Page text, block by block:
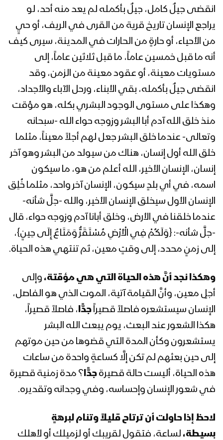
المحاضرة الرمضانية التاسعة للسيد
عبدالملك بدرالدين الحوثي 9 رمضان
1443هـ
المحاضرة الرمضانية الثامنة للسيد
عبدالملك بدرالدين الحوثي 8 رمضان
1443هـ
المحاضرة الرمضانية السابعة للسيد
عبدالملك بدرالدين الحوثي 7 رمضان
1443هـ
المحاضرة الرمضانية السادسة للسيد
عبدالملك بدرالدين الحوثي 6 رمضان
1443هـ
المحاضرة الرمضانية الخامسة للسيد
عبدالملك بدرالدين الحوثي 5 رمضان
1443هـ
الملك بدر الدين الحوثي 4 رمضان 1443هـ
المحاضرة الرمضانية الثالثة للسيد عبد الملك
بدر الدين الحوثي 3 رمضان 1443هـ
المحاضرة الرمضانية الثانية للسيد عبد الملك
بدر الدين الحوثي 1443هـ الموافق 03-
الملك بدر الدين الحوثي 1443هـ
انقضى جيلٌ كامل، جيلٌ بأكمله لم يعد منه أحد، لو
يراجع الإنسان تاريخ قرية من القرى في الريف، أو حيٍ
من الأحياء، أو حارةٍ من الحارات في المدينة، سيرى كيف
أنه ما قبل خمسين عاماً، ما قبل ثلاثين عاماً، إلى
مستويات معينة، أو عقود معينة من الزمن، وقد
انقضى جيلٌ بأكمله، بقي الأبناء، ورحل الآباء والأجداد،
وهكذا على مستوى الوجود البشري بكله، هو مؤقت
منذ خلق الله آدم أبا البشر وزوجه حواء الله -سبحانه
وتعالى- عندما خلق البشر جعل لهم أجلاً معيناً، مثلما
خلق الله أول إنسان، هناك من سيولد من البشر وهو آخر
إنسان، الإنسان الأخير، الله أعلم من هو، ما سيكون
اسمه، في أي بلدٍ سيكون، الإنسان آخر واحد، مثلما خُلِق
الإنسان الأول سيخلق الإنسان الأخير، والله -جلَّ شأنه-
عندما خلقنا في الأرض، وخلق أبانا آدم وزوجه حواء، قال
-جلَّ شأنه-: {وَلَكُمْ فِي الْأَرْضِ مُسْتَقَرٌّ وَمَتَاعٌ إِلَى حِينٍ}،
إلى زمنٍ محدد، إلى وقتٍ معين، ثم تنتهي هذه الحياة.
وهكذا نجد أنَّ هذه الحياة التي هي مؤقتة، وإلى
أجلٍ معين، وأنَّ القيامة آتية، الموت الذي هو الفاصل،
الإنسان سيستشعره فاصلاً قصيراً جدًّا، فاصلاً قصيراً،
هكذا الشعور عند البعث، يوم يبعث الله البشر
يستشعرون وكأن المدة التي قضوها من حين موتهم
إلى حين بعثهم لم تكن إلَّا كساعةٍ واحدة من ساعات
هذه الحياة، أليست حالة قصيرة جدًّا؟ مدة زمنية قصيرة
في شعور الإنسان وإحساسه، وفي وجدانه وتقديره.
لاحظ إذا حاولت أن ترتاح قليلاً وتنام لبرهةٍ
بسيطة، لساعة، فتقول لقريبك أو لزميلك أو لأهلك